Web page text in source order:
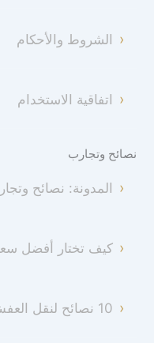
الشروط والأحكام
اتفاقية الاستخدام
نصائح وتجارب
المدونة: نصائح
كيف تختار أفضل
10 نصائح لنقل العفش